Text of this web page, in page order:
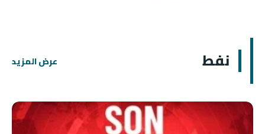
نفط عرض المزيد